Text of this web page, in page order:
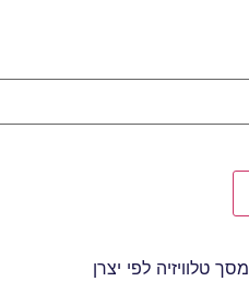
מסך טלוויזיה לפי יצרן